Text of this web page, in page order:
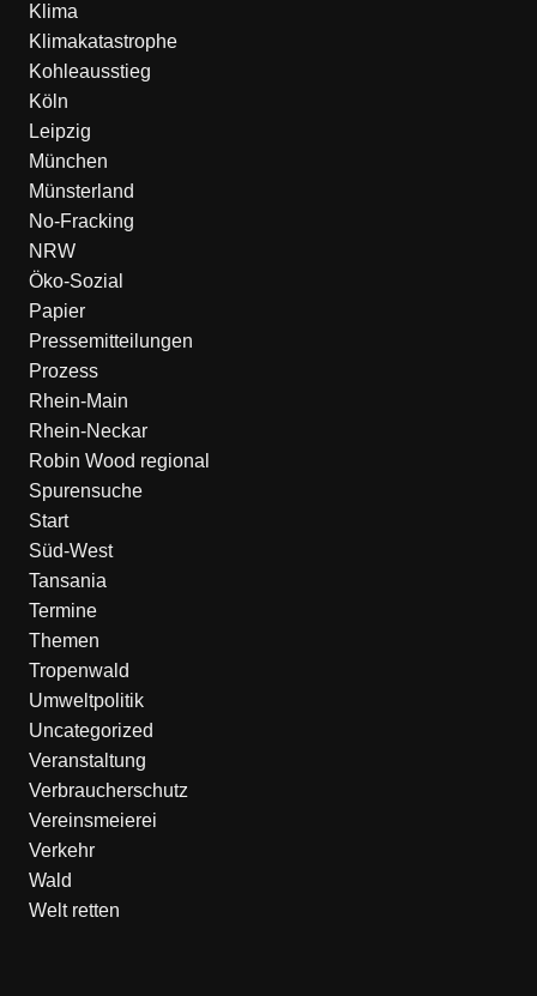
Klima
Klimakatastrophe
Kohleausstieg
Köln
Leipzig
München
Münsterland
No-Fracking
NRW
Öko-Sozial
Papier
Pressemitteilungen
Prozess
Rhein-Main
Rhein-Neckar
Robin Wood regional
Spurensuche
Start
Süd-West
Tansania
Termine
Themen
Tropenwald
Umweltpolitik
Uncategorized
Veranstaltung
Verbraucherschutz
Vereinsmeierei
Verkehr
Wald
Welt retten